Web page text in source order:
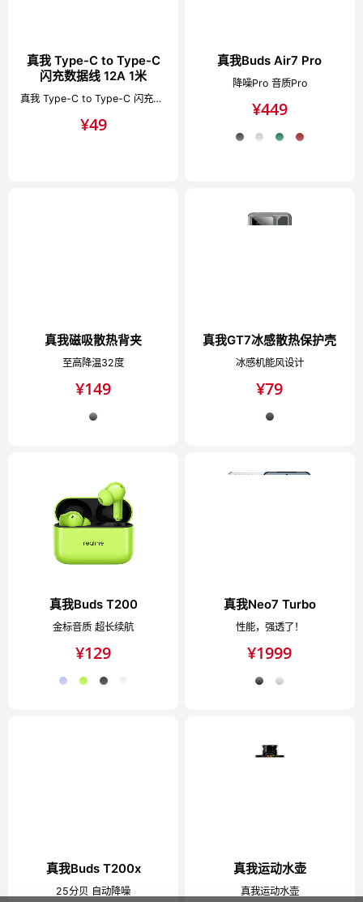
真我 Type-C to Type-C
闪充数据线 12A 1米
真我 Type-C to Type-C 闪充数据线 12A 1米
¥49
真我Buds Air7 Pro
降噪Pro 音质Pro
¥449
真我磁吸散热背夹
至高降温32度
¥149
真我GT7冰感散热保护壳
冰感机能风设计
¥79
真我Buds T200
金标音质 超长续航
¥129
真我Neo7 Turbo
性能，强透了！
¥1999
真我Buds T200x
25分贝 自动降噪
真我运动水壶
真我运动水壶